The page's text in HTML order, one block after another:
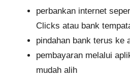
perbankan internet
Clicks atau bank
pindahan bank terus ke
pembayaran melalui
mudah alih